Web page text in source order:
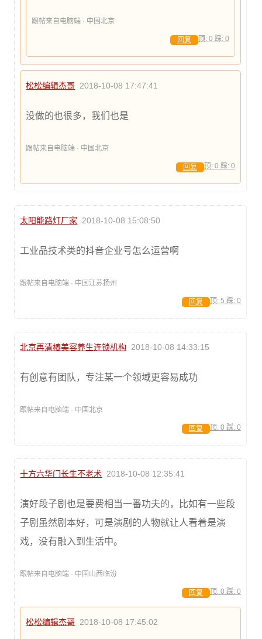
跟帖来自电脑端 · 中国北京
顶: 0 踩: 0
回复
松松编辑杰哥 2018-10-08 17:47:41
没做的也很多，我们也是
跟帖来自电脑端 · 中国北京
顶: 0 踩: 0
回复
太阳能路灯厂家 2018-10-08 15:08:50
工业品技术类的抖音企业号怎么运营啊
跟帖来自电脑端 · 中国江苏扬州
顶: 5 踩: 0
回复
北京再清椿美容养生连锁机构 2018-10-08 14:33:15
有创意有团队，专注某一个领域更容易成功
跟帖来自电脑端 · 中国北京
顶: 0 踩: 0
回复
十方六华门长生不老术 2018-10-08 12:35:41
演好段子剧也是要费相当一番功夫的，比如有一些段
子剧虽然剧本好，可是演剧的人物就让人看着是演
戏，没有融入到生活中。
跟帖来自电脑端 · 中国山西临汾
顶: 0 踩: 0
回复
松松编辑杰哥 2018-10-08 17:45:02